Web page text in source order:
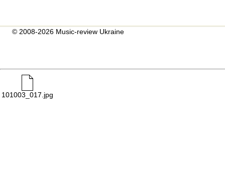
© 2008-2026 Music-review Ukraine
101003_017.jpg